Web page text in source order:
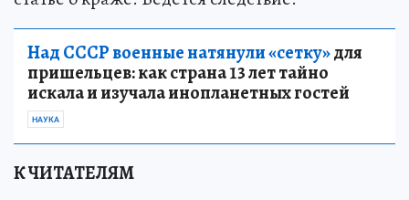
Над СССР военные натянули «сетку»для
пришельцев: как страна 13 лет тайно
искала и изучала инопланетных гостей
НАУКА
К ЧИТАТЕЛЯМ